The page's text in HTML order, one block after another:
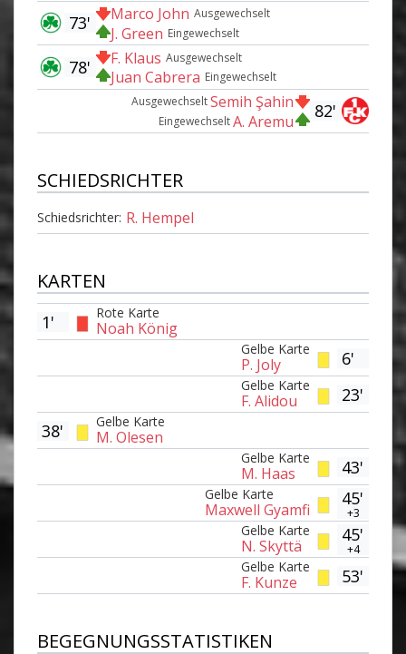
Ausgewechselt
Marco John
Eingewechselt
J. Green
73'
Ausgewechselt
F. Klaus
Eingewechselt
Juan Cabrera
78'
82'
AusgewechseltSemih Şahin
EingewechseltA. Aremu
SCHIEDSRICHTER
Schiedsrichter: R. Hempel
KARTEN
Rote Karte
Noah König
1'
6'
Gelbe Karte
P. Joly
23'
Gelbe Karte
F. Alidou
Gelbe Karte
M. Olesen
38'
43'
Gelbe Karte
M. Haas
45'
+3
Gelbe Karte
Maxwell Gyamfi
45'
+4
Gelbe Karte
N. Skyttä
53'
Gelbe Karte
F. Kunze
BEGEGNUNGSSTATISTIKEN